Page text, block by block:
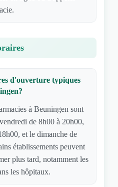
d'ouverture typiques
à Beuningen sont
de 8h00 à 20h00,
et le dimanche de
établissements peuvent
plus tard, notamment les
les hôpitaux.